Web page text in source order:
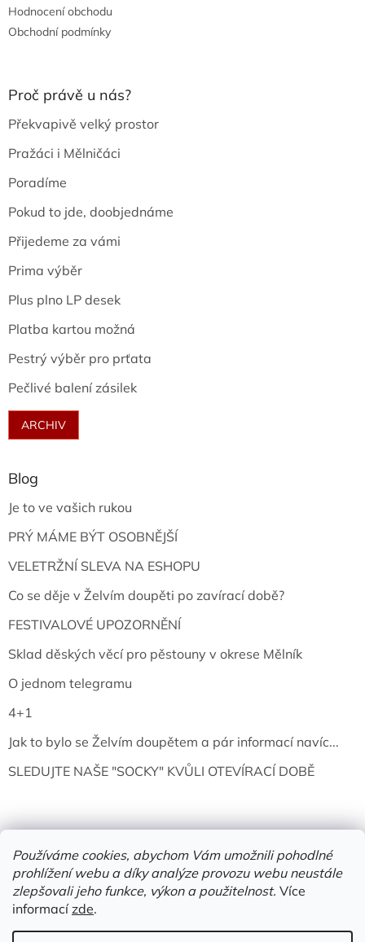
Používáme cookies, abychom Vám umožnili pohodlné
prohlížení webu a díky analýze provozu webu neustále
zlepšovali jeho funkce, výkon a použitelnost. Více
informacízde.
Hodnocení obchodu
Obchodní podmínky
Proč právě u nás?
Překvapivě velký prostor
Pražáci i Mělničáci
Poradíme
Pokud to jde, doobjednáme
Přijedeme za vámi
Prima výběr
Plus plno LP desek
Platba kartou možná
Pestrý výběr pro prťata
Pečlivé balení zásilek
ARCHIV
Blog
Je to ve vašich rukou
PRÝ MÁME BÝT OSOBNĚJŠÍ
VELETRŽNÍ SLEVA NA ESHOPU
Co se děje v Želvím doupěti po zavírací době?
FESTIVALOVÉ UPOZORNĚNÍ
Sklad děských věcí pro pěstouny v okrese Mělník
O jednom telegramu
4+1
Jak to bylo se Želvím doupětem a pár informací navíc...
SLEDUJTE NAŠE "SOCKY" KVŮLI OTEVÍRACÍ DOBĚ
Vytvořil Shoptet